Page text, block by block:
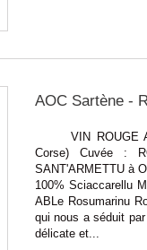
AOC Sartène -
VIN ROUGE
Corse) Cuvée :
SANT'ARMETTU à
100% Sciaccarellu
ABLe Rosumarinu
qui nous a séduit
délicate et...